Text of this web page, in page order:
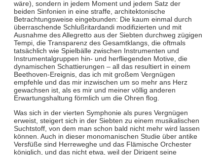
wäre), sondern in jedem Moment und jedem Satz der
beiden Sinfonien in eine straffe, architektonische
Betrachtungsweise eingebunden: Die kaum einmal durch
überraschende Schlußritardandi modifizierten und mit
Ausnahme des Allegretto aus der Siebten durchweg zügigen
Tempi, die Transparenz des Gesamtklangs, die oftmals
tatsächlich wie Spielbälle zwischen Instrumenten und
Instrumentalgruppen hin- und herfliegenden Motive, die
dynamischen Schattierungen – all das resultiert in einem
Beethoven-Ereignis, das ich mit großem Vergnügen
empfehle und das mir inzwischen um so mehr ans Herz
gewachsen ist, als es mir und meiner völlig anderen
Erwartungshaltung förmlich um die Ohren flog.
Was sich in der vierten Symphonie als pures Vergnügen
erweist, steigert sich in der Siebten zu einem musikalischen
Suchtstoff, von dem man schon bald nicht mehr wird lassen
können. Auch in dieser monomanischen Studie über antike
Versfüße sind Herreweghe und das Flämische Orchester
königlich, und das nicht etwa, weil der Dirigent seine